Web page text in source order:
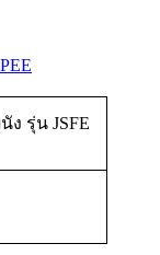
ง รุ่น JSFE